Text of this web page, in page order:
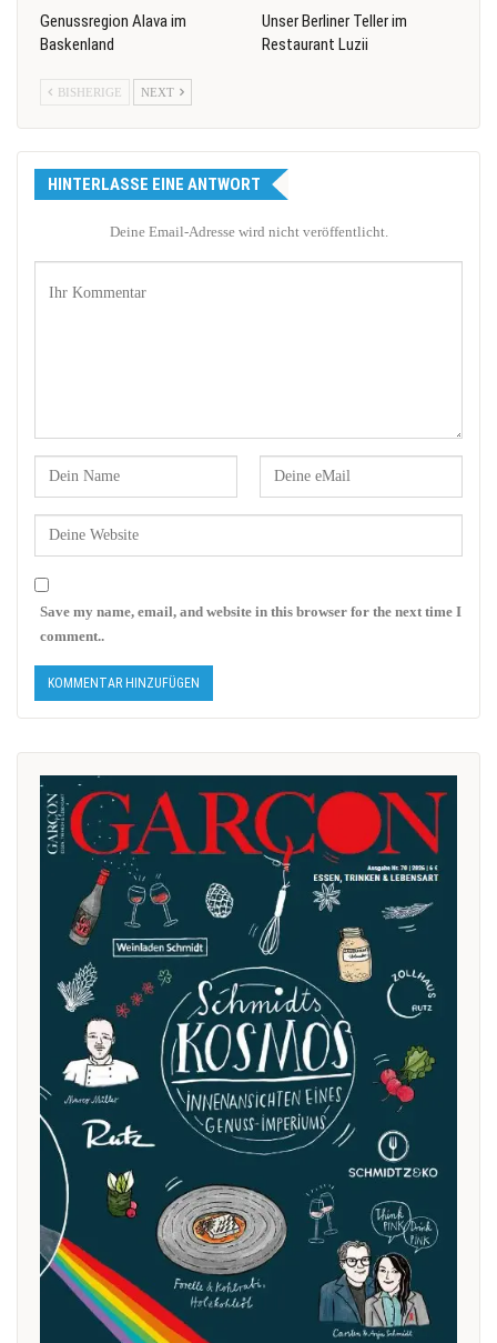
Genussregion Alava im
Baskenland
Unser Berliner Teller im
Restaurant Luzii
BISHERIGE NEXT
HINTERLASSE EINE ANTWORT
Deine Email-Adresse wird nicht veröffentlicht.
Save my name, email, and website in this browser for the next time I
comment..